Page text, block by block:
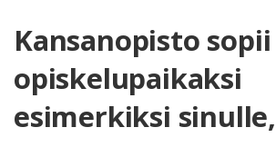
Kansanopisto sopii
opiskelupaikaksi
esimerkiksi